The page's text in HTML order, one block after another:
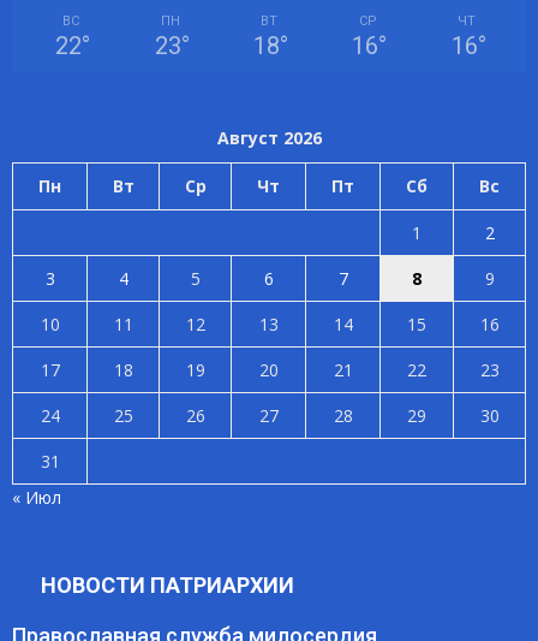
ВС
22°
ПН
23°
ВТ
18°
СР
16°
ЧТ
16°
Август 2026
Пн Вт Ср Чт Пт Сб Вс
1
2
3
4 5 6 7 8
9
10
11 12 13 14 15
16
17
18 19 20 21 22
23
24
25 26 27 28 29
30
31
« Июл
НОВОСТИ ПАТРИАРХИИ
Православная служба милосердия